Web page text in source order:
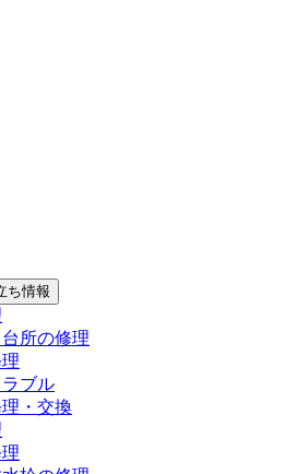
ち情報
所の修理
ブル
・交換